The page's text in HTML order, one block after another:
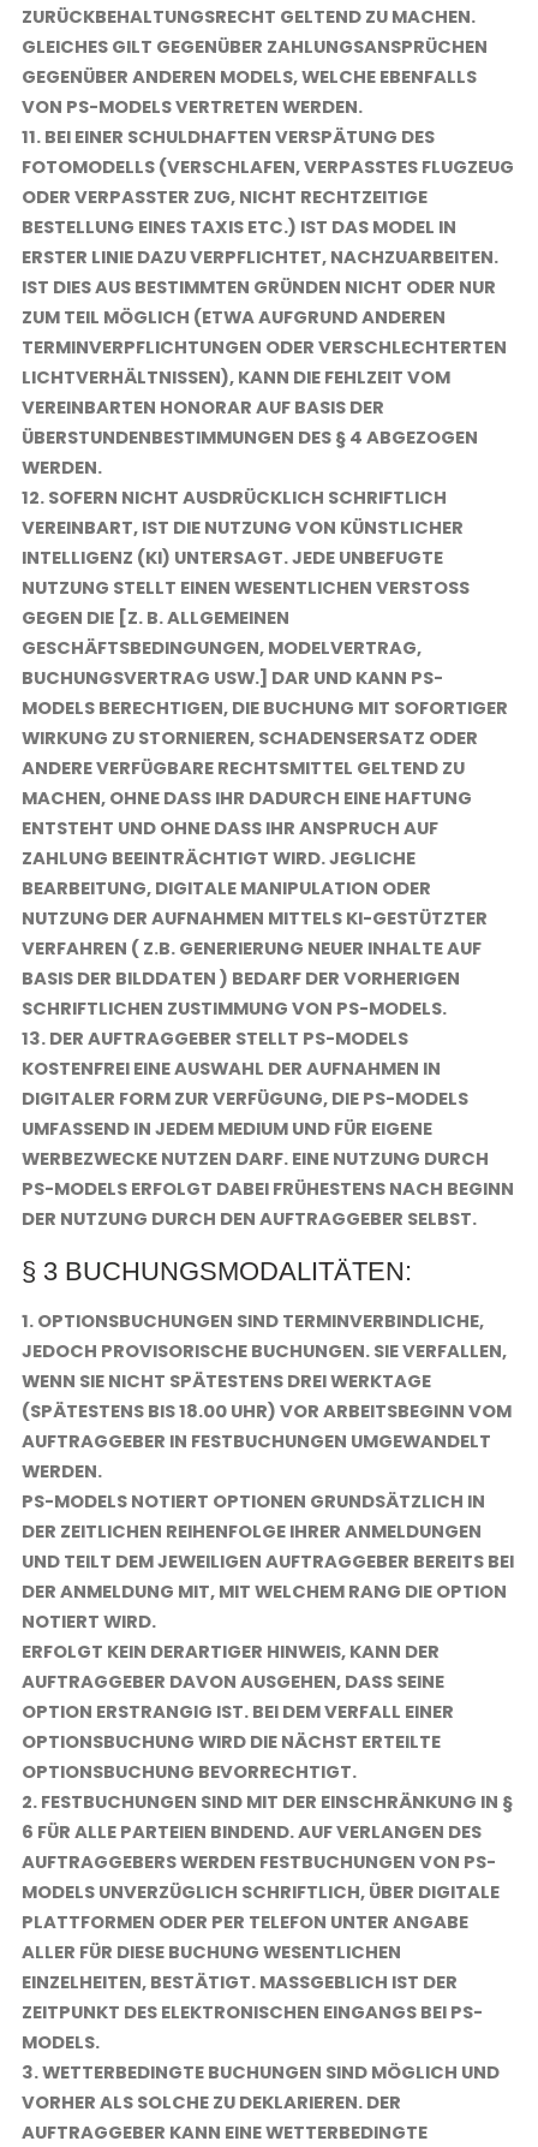
ZURÜCKBEHALTUNGSRECHT GELTEND ZU MACHEN.
GLEICHES GILT GEGENÜBER ZAHLUNGSANSPRÜCHEN
GEGENÜBER ANDEREN MODELS, WELCHE EBENFALLS
VON PS-MODELS VERTRETEN WERDEN.
11. BEI EINER SCHULDHAFTEN VERSPÄTUNG DES
FOTOMODELLS (VERSCHLAFEN, VERPASSTES FLUGZEUG
ODER VERPASSTER ZUG, NICHT RECHTZEITIGE
BESTELLUNG EINES TAXIS ETC.) IST DAS MODEL IN
ERSTER LINIE DAZU VERPFLICHTET, NACHZUARBEITEN.
IST DIES AUS BESTIMMTEN GRÜNDEN NICHT ODER NUR
ZUM TEIL MÖGLICH (ETWA AUFGRUND ANDEREN
TERMINVERPFLICHTUNGEN ODER VERSCHLECHTERTEN
LICHTVERHÄLTNISSEN), KANN DIE FEHLZEIT VOM
VEREINBARTEN HONORAR AUF BASIS DER
ÜBERSTUNDENBESTIMMUNGEN DES § 4 ABGEZOGEN
WERDEN.
12. SOFERN NICHT AUSDRÜCKLICH SCHRIFTLICH
VEREINBART, IST DIE NUTZUNG VON KÜNSTLICHER
INTELLIGENZ (KI) UNTERSAGT. JEDE UNBEFUGTE
NUTZUNG STELLT EINEN WESENTLICHEN VERSTOSS G
EGEN DIE [Z. B. ALLGEMEINEN G
ESCHÄFTSBEDINGUNGEN, MODELVERTRAG, B
UCHUNGSVERTRAG USW.] DAR UND KANN PS-M
ODELS BERECHTIGEN, DIE BUCHUNG MIT SOFORTIGER W
IRKUNG ZU STORNIEREN, SCHADENSERSATZ ODER A
NDERE VERFÜGBARE RECHTSMITTEL GELTEND ZU M
ACHEN, OHNE DASS IHR DADURCH EINE HAFTUNG E
NTSTEHT UND OHNE DASS IHR ANSPRUCH AUF Z
AHLUNG BEEINTRÄCHTIGT WIRD. JEGLICHE B
EARBEITUNG, DIGITALE MANIPULATION ODER N
UTZUNG DER AUFNAHMEN MITTELS KI-GESTÜTZTER V
ERFAHREN ( Z.B. GENERIERUNG NEUER INHALTE AUF B
ASIS DER BILDDATEN ) BEDARF DER VORHERIGEN S
CHRIFTLICHEN ZUSTIMMUNG VON PS-MODELS.
13. DER AUFTRAGGEBER STELLT PS-MODELS
KOSTENFREI EINE AUSWAHL DER AUFNAHMEN IN
DIGITALER FORM ZUR VERFÜGUNG, DIE PS-MODELS
UMFASSEND IN JEDEM MEDIUM UND FÜR EIGENE
WERBEZWECKE NUTZEN DARF. EINE NUTZUNG DURCH
PS-MODELS ERFOLGT DABEI FRÜHESTENS NACH BEGINN
DER NUTZUNG DURCH DEN AUFTRAGGEBER SELBST.
§ 3 BUCHUNGSMODALITÄTEN:
1. OPTIONSBUCHUNGEN SIND TERMINVERBINDLICHE,
JEDOCH PROVISORISCHE BUCHUNGEN. SIE VERFALLEN,
WENN SIE NICHT SPÄTESTENS DREI WERKTAGE
(SPÄTESTENS BIS 18.00 UHR) VOR ARBEITSBEGINN VOM
AUFTRAGGEBER IN FESTBUCHUNGEN UMGEWANDELT
WERDEN.
PS-MODELS NOTIERT OPTIONEN GRUNDSÄTZLICH IN
DER ZEITLICHEN REIHENFOLGE IHRER ANMELDUNGEN
UND TEILT DEM JEWEILIGEN AUFTRAGGEBER BEREITS BEI
DER ANMELDUNG MIT, MIT WELCHEM RANG DIE OPTION
NOTIERT WIRD.
ERFOLGT KEIN DERARTIGER HINWEIS, KANN DER
AUFTRAGGEBER DAVON AUSGEHEN, DASS SEINE
OPTION ERSTRANGIG IST. BEI DEM VERFALL EINER
OPTIONSBUCHUNG WIRD DIE NÄCHST ERTEILTE
OPTIONSBUCHUNG BEVORRECHTIGT.
2. FESTBUCHUNGEN SIND MIT DER EINSCHRÄNKUNG IN §
6 FÜR ALLE PARTEIEN BINDEND. AUF VERLANGEN DES
AUFTRAGGEBERS WERDEN FESTBUCHUNGEN VON PS-
MODELS UNVERZÜGLICH SCHRIFTLICH, ÜBER DIGITALE
PLATTFORMEN ODER PER TELEFON UNTER ANGABE
ALLER FÜR DIESE BUCHUNG WESENTLICHEN
EINZELHEITEN, BESTÄTIGT. MASSGEBLICH IST DER Z
EITPUNKT DES ELEKTRONISCHEN EINGANGS BEI PS-M
ODELS.
3. WETTERBEDINGTE BUCHUNGEN SIND MÖGLICH UND
VORHER ALS SOLCHE ZU DEKLARIEREN. DER
AUFTRAGGEBER KANN EINE WETTERBEDINGTE